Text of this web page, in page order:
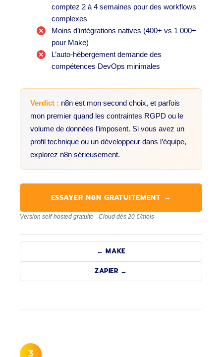
comptez 2 à 4 semaines pour des workflows
complexes
Moins d’intégrations natives (400+ vs 1 000+
pour Make)
L’auto-hébergement demande des
compétences DevOps minimales
Verdict : n8n est mon second choix, et parfois
mon premier quand les contraintes RGPD ou le
volume de données l’imposent. Si vous avez un
profil technique ou un développeur dans l’équipe,
explorez n8n sérieusement.
ESSAYER N8N GRATUITEMENT →
Version self-hosted gratuite · Cloud dès 20 €/mois
← MAKE
ZAPIER →
3